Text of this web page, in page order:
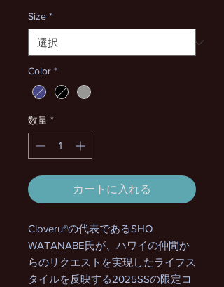
Size *
Color *
数量 *
カートに入れる
Cloveru®の代表であるSHO
WATANABE氏が、ハワイの仲間か
らのリクエストを実現したライフス
タイルを反映する2025SSの限定コ